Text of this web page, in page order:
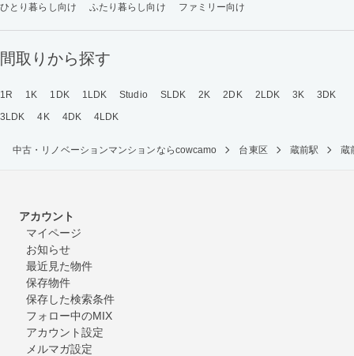
ひとり暮らし向け
ふたり暮らし向け ファミリー向け
間取りから探す
1R 1K 1DK 1LDK Studio SLDK 2K 2DK 2LDK 3K
3DK
3LDK
4K 4DK 4LDK
中古・リノベーションマンションならcowcamo 台東区 蔵前駅 蔵
アカウント
マイページ
お知らせ
最近見た物件
保存物件
保存した検索条件
フォロー中のMIX
アカウント設定
メルマガ設定